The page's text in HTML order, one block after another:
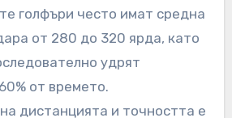
голфъри често имат средна
от 280 до 320 ярда, като
удрят
от времето.
дистанцията и точността е